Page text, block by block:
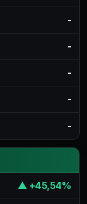
-
-
-
-
-
▲ +45,54%